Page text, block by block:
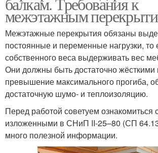
межэтажным
Межэтажные перекрытия обязаны
постоянные и переменные нагрузки, то
собственного веса выдерживать вес
Они должны быть достаточно жёсткими
превышение максимального прогиба,
достаточную шумо- и теплоизоляцию.
Перед работой советуем ознакомиться
изложенными в СНиП II-25–80 (СП
много полезной информации.